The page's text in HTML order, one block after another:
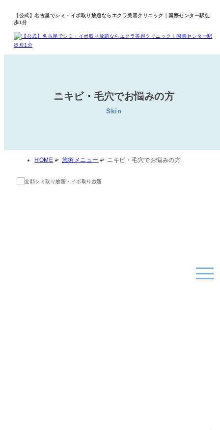
【公式】名古屋でシミ・イボ取り放題ならエクラ美容クリニック｜国際センター駅徒
歩1分
ニキビ・毛穴でお悩みの方
Skin
HOME > 施術メニュー > ニキビ・毛穴でお悩みの方